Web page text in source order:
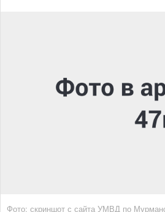
Фото: скриншот с сайта УМВД по